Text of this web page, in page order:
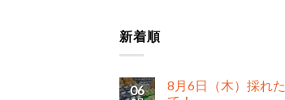
新着順
06
8月6日（木）採れた